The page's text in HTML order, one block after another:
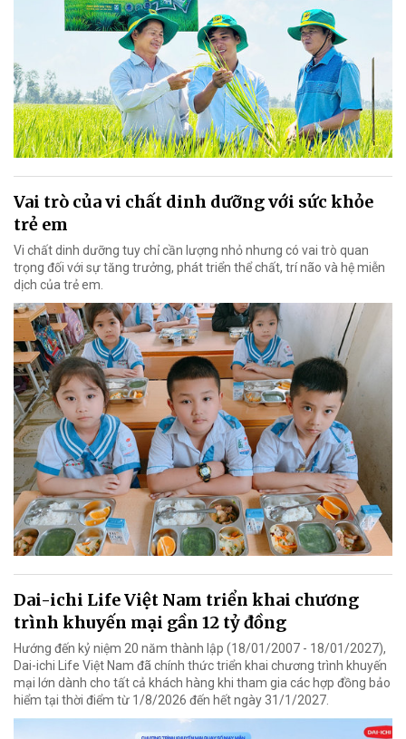
Vai trò của vi chất dinh dưỡng với sức khỏe
trẻ em
Vi chất dinh dưỡng tuy chỉ cần lượng nhỏ nhưng có vai trò quan
trọng đối với sự tăng trưởng, phát triển thể chất, trí não và hệ miễn
dịch của trẻ em.
Dai-ichi Life Việt Nam triển khai chương
trình khuyến mại gần 12 tỷ đồng
Hướng đến kỷ niệm 20 năm thành lập (18/01/2007 - 18/01/2027),
Dai-ichi Life Việt Nam đã chính thức triển khai chương trình khuyến
mại lớn dành cho tất cả khách hàng khi tham gia các hợp đồng bảo
hiểm tại thời điểm từ 1/8/2026 đến hết ngày 31/1/2027.